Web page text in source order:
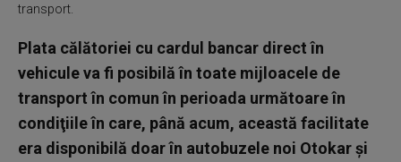
transport.
Plata călătoriei cu cardul bancar direct în
vehicule va fi posibilă în toate mijloacele de
transport în comun în perioada următoare în
condiţiile în care, până acum, această facilitate
era disponibilă doar în autobuzele noi Otokar şi